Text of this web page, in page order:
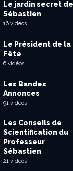
Le jardin secret de
Sébastien
16 vidéos
Le Président de la
Fête
6 vidéos
Les Bandes
Annonces
91 vidéos
Les Conseils de
Scientification du
Professeur
Sébastien
21 vidéos